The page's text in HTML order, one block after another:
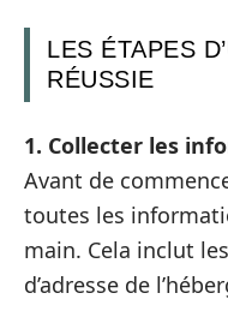
LES ÉTAPES
RÉUSSIE
1. Collecter les
Avant de
toutes les
main. Cela inclut les
d’adresse de